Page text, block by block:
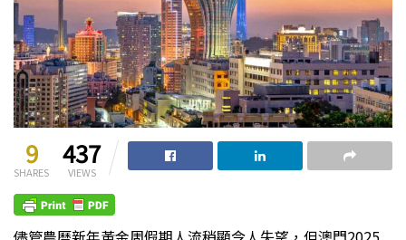
9
SHARES
437
VIEWS